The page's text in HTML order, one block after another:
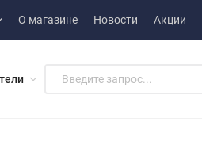
О магазине Новости Акции